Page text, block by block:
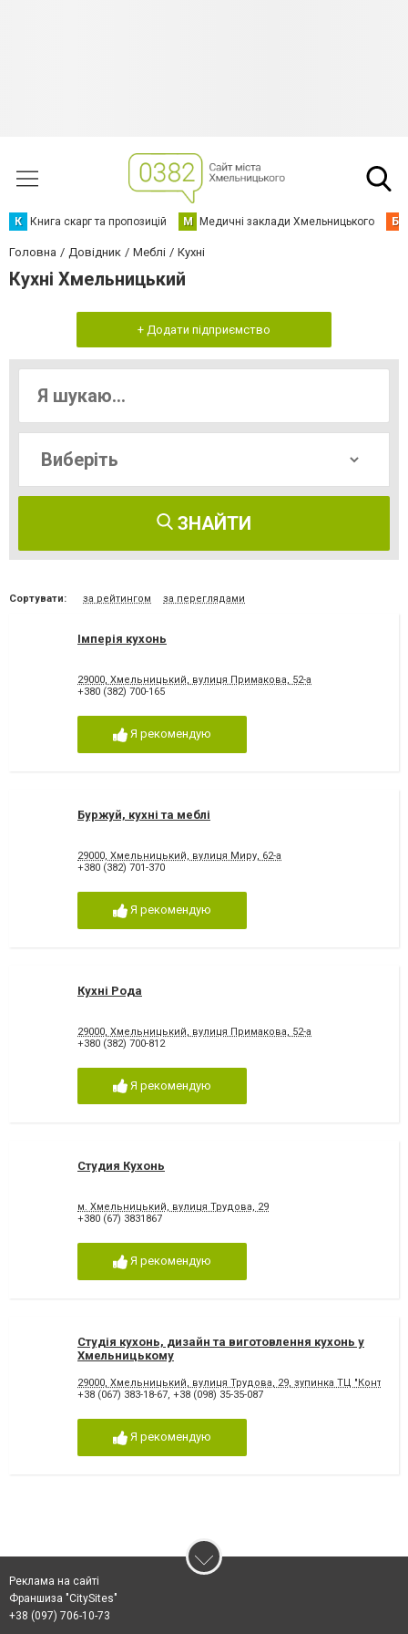
К Книга скарг та пропозицій М Медичні заклади Хмельницького Б
Головна Довідник Меблі Кухні
Кухні Хмельницький
+ Додати підприємство
ЗНАЙТИ
Сортувати: за рейтингом за переглядами
Імперія кухонь
29000, Хмельницький, вулиця Примакова, 52-а
+380 (382) 700-165
Я рекомендую
Буржуй, кухні та меблі
29000, Хмельницький, вулиця Миру, 62-а
+380 (382) 701-370
Я рекомендую
Кухні Рода
29000, Хмельницький, вулиця Примакова, 52-а
+380 (382) 700-812
Я рекомендую
Студия Кухонь
м. Хмельницький, вулиця Трудова, 29
+380 (67) 3831867
Я рекомендую
Студія кухонь, дизайн та виготовлення кухонь у
Хмельницькому
29000, Хмельницький, вулиця Трудова, 29, зупинка ТЦ
+38 (067) 383-18-67, +38 (098) 35-35-087
Я рекомендую
Реклама на сайті
Франшиза "CitySites"
+38 (097) 706-10-73